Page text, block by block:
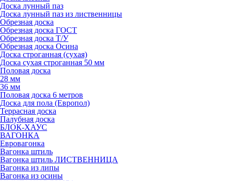
Доска лунный паз
Доска лунный паз из лиственницы
Обрезная доска
Обрезная доска ГОСТ
Обрезная доска Т/У
Обрезная доска Осина
Доска строганная (сухая)
Доска сухая строганная 50 мм
Половая доска
28 мм
36 мм
Половая доска 6 метров
Доска для пола (Европол)
Террасная доска
Палубная доска
БЛОК-ХАУС
ВАГОНКА
Евровагонка
Вагонка штиль
Вагонка штиль ЛИСТВЕННИЦА
Вагонка из липы
Вагонка из осины